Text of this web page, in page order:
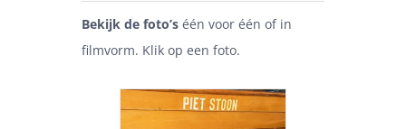
Bekijk de foto’séén voor één of in
filmvorm. Klik op een foto.